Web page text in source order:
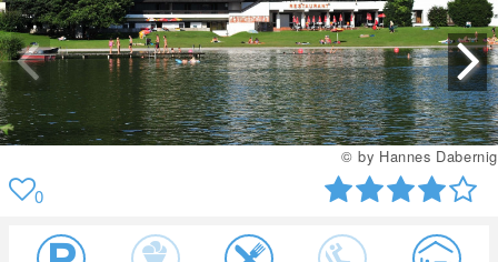
© by Hannes Dabernig
0